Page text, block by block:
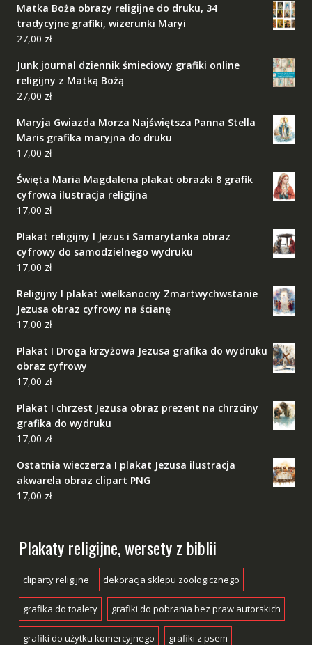
Matka Boża obrazy religijne do druku, 34
tradycyjne grafiki, wizerunki Maryi
27,00 zł
Junk journal dziennik śmieciowy grafiki online
religijny z Matką Bożą
27,00 zł
Maryja Gwiazda Morza Najświętsza Panna Stella
Maris grafika maryjna do druku
17,00 zł
Święta Maria Magdalena plakat obrazki 8 grafik
cyfrowa ilustracja religijna
17,00 zł
Plakat religijny I Jezus i Samarytanka obraz
cyfrowy do samodzielnego wydruku
17,00 zł
Religijny I plakat wielkanocny Zmartwychwstanie
Jezusa obraz cyfrowy na ścianę
17,00 zł
Plakat I Droga krzyżowa Jezusa grafika do wydruku
obraz cyfrowy
17,00 zł
Plakat I chrzest Jezusa obraz prezent na chrzciny
grafika do wydruku
17,00 zł
Ostatnia wieczerza I plakat Jezusa ilustracja
akwarela obraz clipart PNG
17,00 zł
Plakaty religijne, wersety z biblii
cliparty religijne dekoracja sklepu zoologicznego
grafika do toalety grafiki do pobrania bez praw autorskich
grafiki do użytku komercyjnego grafiki z psem